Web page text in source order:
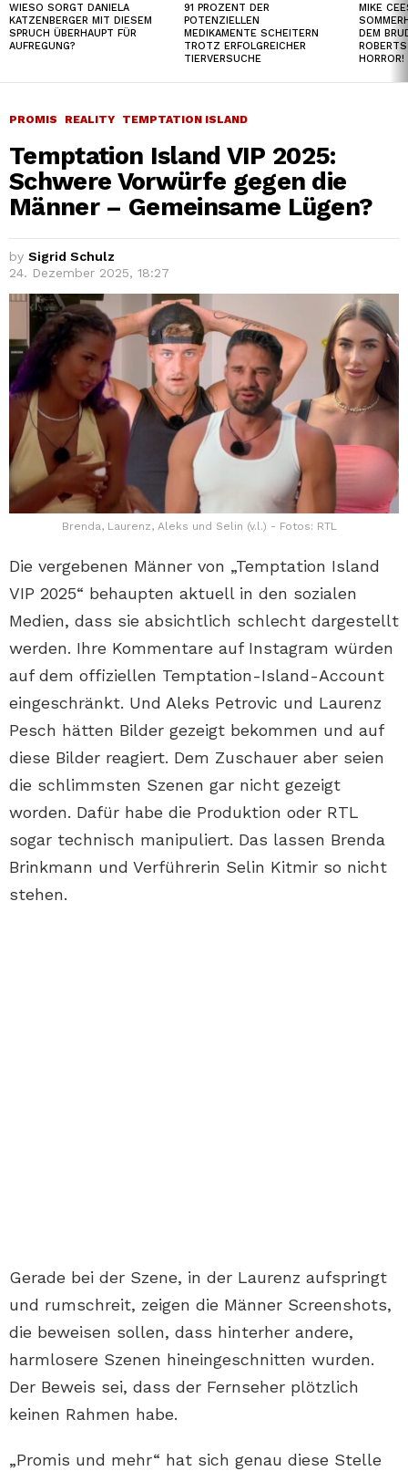
WIESO SORGT DANIELA
KATZENBERGER MIT DIESEM
SPRUCH ÜBERHAUPT FÜR
AUFREGUNG?
91 PROZENT DER
POTENZIELLEN
MEDIKAMENTE SCHEITERN
TROTZ ERFOLGREICHER
TIERVERSUCHE
MIKE
DEM
HORROR!
PROMIS REALITY TEMPTATION ISLAND
Temptation Island VIP 2025:
Schwere Vorwürfe gegen die
Männer – Gemeinsame Lügen?
by Sigrid Schulz
24. Dezember 2025, 18:27
Brenda, Laurenz, Aleks und Selin (v.l.) - Fotos: RTL
Die vergebenen Männer von „Temptation Island
VIP 2025“ behaupten aktuell in den sozialen
Medien, dass sie absichtlich schlecht dargestellt
werden. Ihre Kommentare auf Instagram würden
auf dem offiziellen Temptation-Island-Account
eingeschränkt. Und Aleks Petrovic und Laurenz
Pesch hätten Bilder gezeigt bekommen und auf
diese Bilder reagiert. Dem Zuschauer aber seien
die schlimmsten Szenen gar nicht gezeigt
worden. Dafür habe die Produktion oder RTL
sogar technisch manipuliert. Das lassen Brenda
Brinkmann und Verführerin Selin Kitmir so nicht
stehen.
Gerade bei der Szene, in der Laurenz aufspringt
und rumschreit, zeigen die Männer Screenshots,
die beweisen sollen, dass hinterher andere,
harmlosere Szenen hineingeschnitten wurden.
Der Beweis sei, dass der Fernseher plötzlich
keinen Rahmen habe.
„Promis und mehr“ hat sich genau diese Stelle